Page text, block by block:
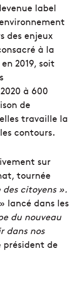
label
des enjeux
à la
2019, soit
à 600
de
travaille la
contours.
sur
tournée
citoyens ».
lancé dans les
du nouveau
dans nos
président de